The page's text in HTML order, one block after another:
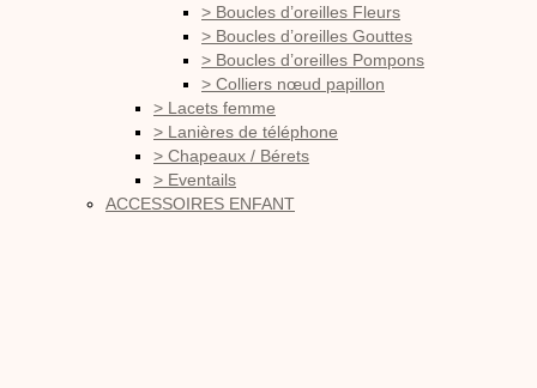
> Boucles d’oreilles Fleurs
> Boucles d’oreilles Gouttes
> Boucles d’oreilles Pompons
> Colliers nœud papillon
> Lacets femme
> Lanières de téléphone
> Chapeaux / Bérets
> Eventails
ACCESSOIRES ENFANT